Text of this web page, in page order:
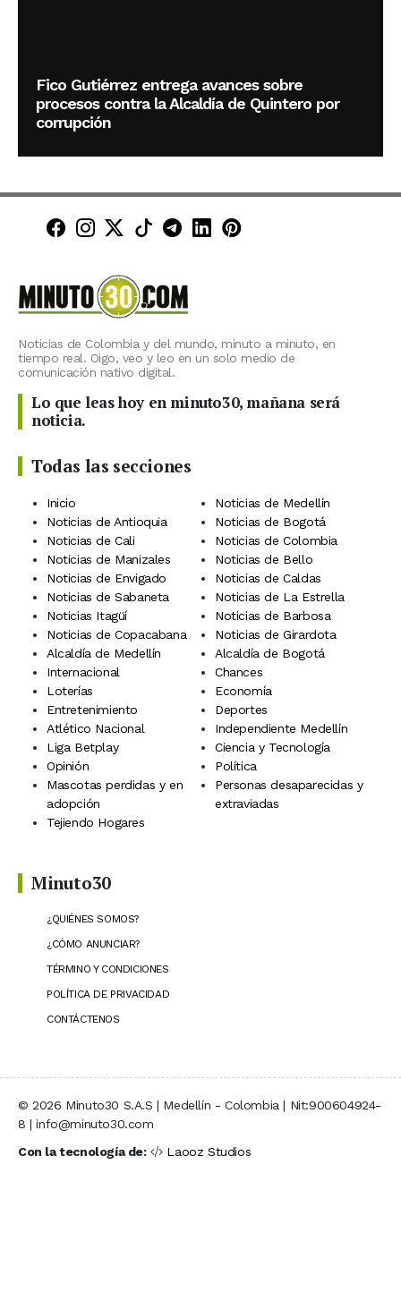
Fico Gutiérrez entrega avances sobre
procesos contra la Alcaldía de Quintero por
corrupción
Minuto30 en Facebook
Minuto30 en Instagram
Minuto30 en X (Twitter)
Minuto30 en TikTok
Canal de Minuto30 en
Minuto30 en LinkedIn
Minuto30 en
Noticias de Colombia y del mundo, minuto a minuto, en
tiempo real. Oigo, veo y leo en un solo medio de
comunicación nativo digital.
Lo que leas hoy en minuto30, mañana será
noticia.
Todas las secciones
Inicio
Noticias de Medellín
Noticias de Antioquia
Noticias de Bogotá
Noticias de Cali
Noticias de Colombia
Noticias de Manizales
Noticias de Bello
Noticias de Envigado
Noticias de Caldas
Noticias de Sabaneta
Noticias de La Estrella
Noticias Itagüí
Noticias de Barbosa
Noticias de Copacabana
Noticias de Girardota
Alcaldía de Medellín
Alcaldía de Bogotá
Internacional
Chances
Loterías
Economía
Entretenimiento
Deportes
Atlético Nacional
Independiente Medellín
Liga Betplay
Ciencia y Tecnología
Opinión
Política
Mascotas perdidas y en
adopción
Personas desaparecidas y
extraviadas
Tejiendo Hogares
Minuto30
¿QUIÉNES SOMOS?
¿CÓMO ANUNCIAR?
TÉRMINO Y CONDICIONES
POLÍTICA DE PRIVACIDAD
CONTÁCTENOS
© 2026 Minuto30 S.A.S | Medellín - Colombia | Nit:900604924-
8 | info@minuto30.com
Con la tecnología de:
Laooz Studios